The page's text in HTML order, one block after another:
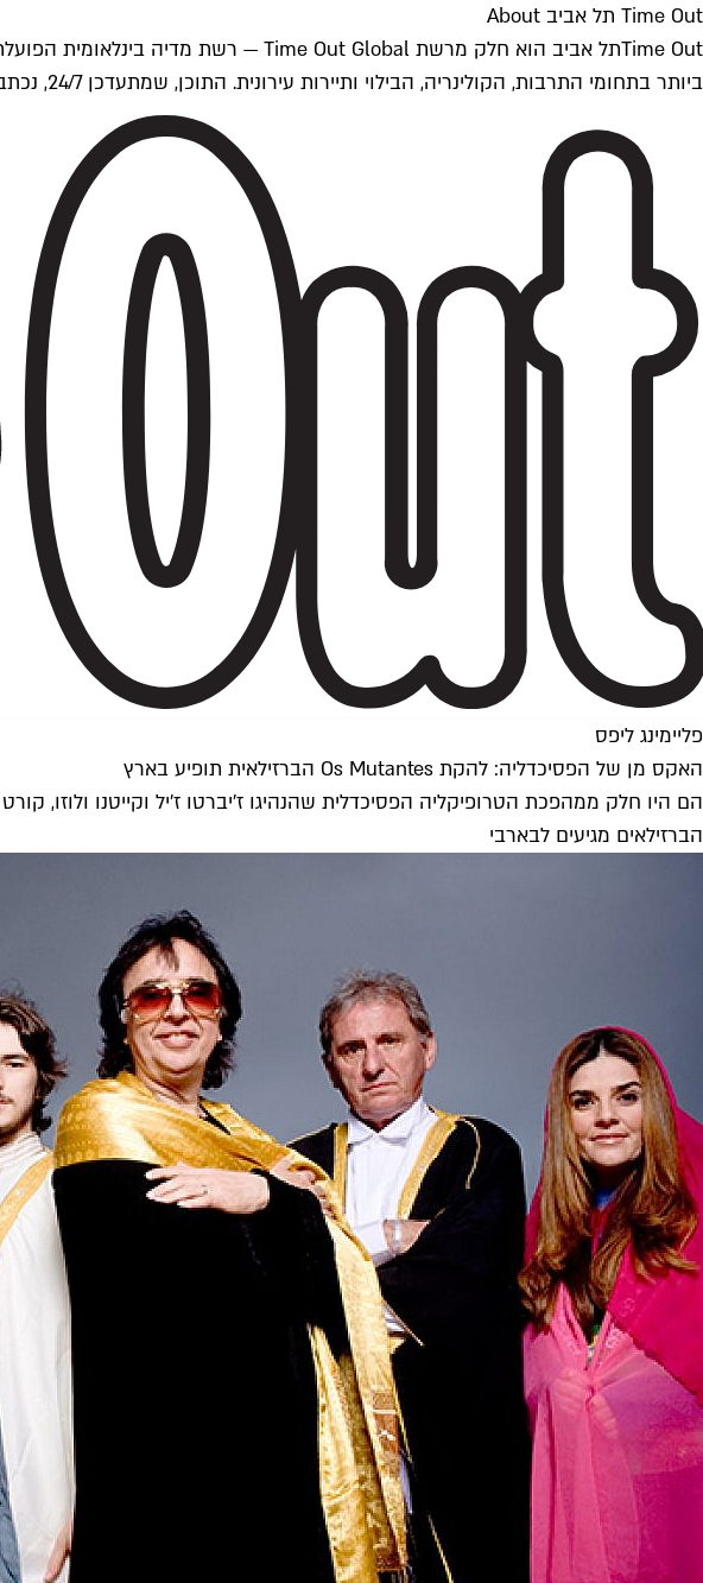
Time Out תל אביב About
ביותר בתחומי התרבות, הקולינריה, הבילוי ותיירות עירונית. התוכן, שמתעדכן 24/7, נכתב ונערך על ידי צוות עיתונאים מקצועי מקומי בישראל, בהתאם לסטנדרטים של Time Out העולמית.
פליימינג ליפס
האקס מן של הפסיכדליה: להקת Os Mutantes הברזילאית תופיע בארץ
הם היו חלק ממהפכת הטרופיקליה הפסיכדלית שהנהיגו ז'יברטו ז'יל וקייטנו
הברזילאים מגיעים לבארבי